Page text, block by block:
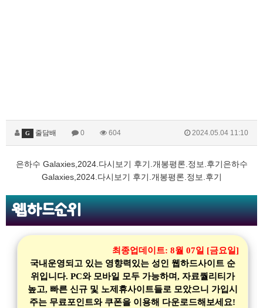
G 줄담배 0 604 2024.05.04 11:10
은하수 Galaxies,2024.다시보기 후기.개봉평론.정보.후기은하수
Galaxies,2024.다시보기 후기.개봉평론.정보.후기
웹하드순위
최종업데이트: 8월 07일 [금요일]
국내운영되고 있는 영향력있는 성인 웹하드사이트 순
위입니다. PC와 모바일 모두 가능하며, 자료퀄리티가
높고, 빠른 신규 및 노제휴사이트들로 모았으니 가입시
주는 무료포인트와 쿠폰을 이용해 다운로드해보세요!